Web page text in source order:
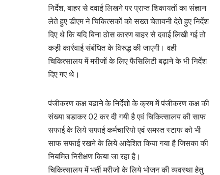
निर्देश, बाहर से दवाई लिखने पर प्राप्त शिकायतों का संज्ञान
लेते हुए डीएम ने चिकित्सकों को सख्त चेतावनी देते हुए निर्देश
दिए थे कि यदि बिना ठोस कारण बाहर से दवाई लिखी गई तो
कड़ी कार्रवाई संबंधित के विरुद्ध की जाएगी। वही
चिकित्सालय में मरीजों के लिए फैसिलिटी बढ़ाने के भी निर्देश
दिए गए थे।
पंजीकरण कक्ष बढाने के निर्देशो के क्रम में पंजीकरण कक्ष की
संख्या बडाकर 02 कर दी गयी है एवं चिकित्सालय की साफ
सफाई के लिये सफाई कर्मचारियो एवं समस्त स्टाफ को भी
साफ सफाई रखने के लिये आदेशित किया गया है जिसका की
नियमित निरीक्षण किया जा रहा है।
चिकित्सालय में भर्ती मरीजो के लिये भोजन की व्यवस्था हेतु